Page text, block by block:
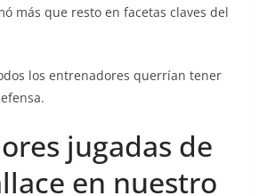
más que resto en facetas claves del
los entrenadores querrían tener
jugadas de
en nuestro